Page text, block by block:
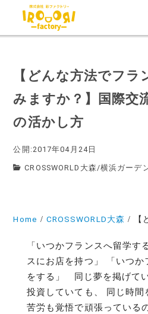
【どんな方法でフ
みますか？】国際交
の活かし方
公開:2017年04月24日
CROSSWORLD大森 /横浜ガーデ
Home CROSSWORLD大森 【ど
「いつかフランスへ留学す
スにお店を持つ」 「いつか
をする」 同じ夢を掲げて
投資していても、 同じ時
苦労も覚悟で頑張っている